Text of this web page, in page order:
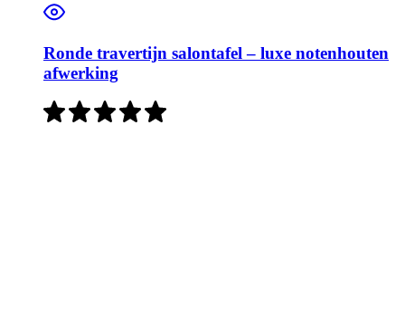
Ronde travertijn salontafel – luxe notenhouten
afwerking